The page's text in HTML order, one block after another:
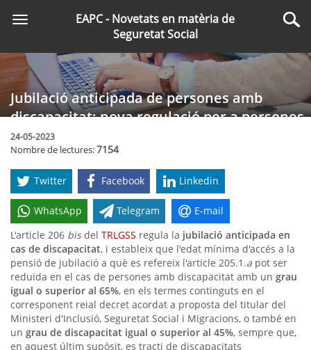
principal
Toggle
EAPC - Novetats en matèria de
Seguretat Social
Jubilació anticipada de persones amb
discapacitat: nova regulació per a persones
amb graus de discapacitat iguals o superiors
al 45%
24-05-2023
Nombre de lectures:7154
Twitter Facebook Linkedin
WhatsApp Telegram
E-mail
L'article 206 bisdel TRLGSS regula la jubilació anticipada en
cas de discapacitat, i estableix que l'edat mínima d'accés a la
pensió de jubilació a què es refereix l'article 205.1.a pot ser
reduïda en el cas de persones amb discapacitat amb un grau
igual o superior al 65%, en els termes continguts en el
corresponent reial decret acordat a proposta del titular del
Ministeri d'Inclusió, Seguretat Social i Migracions, o també en
un grau de discapacitat igual o superior al 45%, sempre que,
en aquest últim supòsit, es tracti de discapacitats